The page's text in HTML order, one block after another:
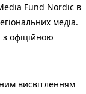
Fund Nordic в
медіа.
з офіційною
висвітленням